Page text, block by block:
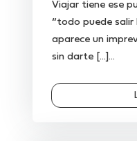
Viajar tiene ese
“todo puede salir
aparece un
sin darte [...]...